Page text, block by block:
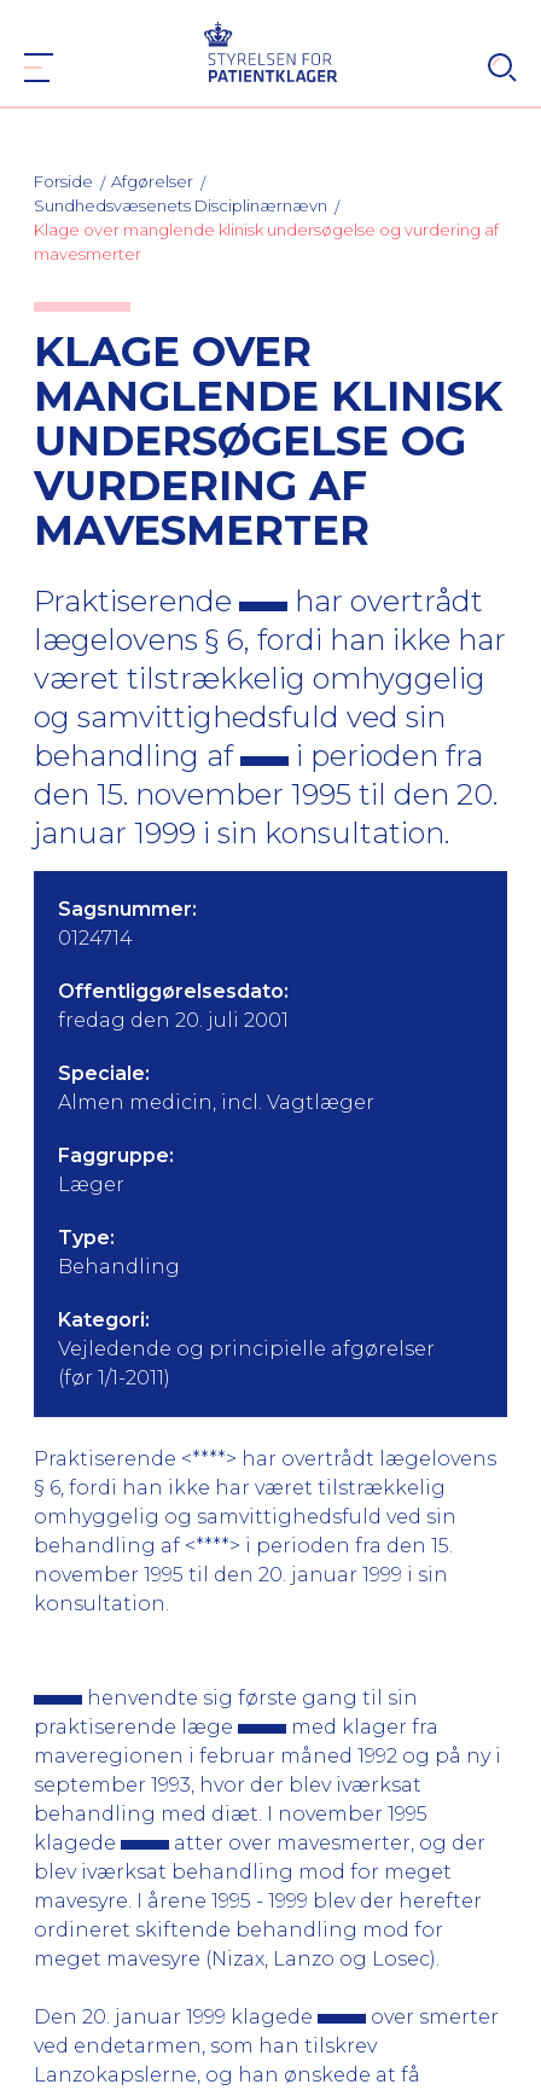
Forside
Afgørelser
Sundhedsvæsenets Disciplinærnævn
Klage over manglende klinisk undersøgelse og vurdering af
mavesmerter
KLAGE OVER
MANGLENDE KLINISK
UNDERSØGELSE OG
VURDERING AF
MAVESMERTER
Praktiserende
har overtrådt
lægelovens § 6, fordi han ikke har
været tilstrækkelig omhyggelig
og samvittighedsfuld ved sin
behandling af
i perioden fra
den 15. november 1995 til den 20.
januar 1999 i sin konsultation.
Sagsnummer:
0124714
Offentliggørelsesdato:
fredag den 20. juli 2001
Speciale:
Almen medicin, incl. Vagtlæger
Faggruppe:
Læger
Type:
Behandling
Kategori:
Vejledende og principielle afgørelser
(før 1/1-2011)
Praktiserende <****> har overtrådt lægelovens
§ 6, fordi han ikke har været tilstrækkelig
omhyggelig og samvittighedsfuld ved sin
behandling af <****> i perioden fra den 15.
november 1995 til den 20. januar 1999 i sin
konsultation.
henvendte sig første gang til sin
praktiserende læge
med klager fra
maveregionen i februar måned 1992 og på ny i
september 1993, hvor der blev iværksat
behandling med diæt. I november 1995
klagede
atter over mavesmerter, og der
blev iværksat behandling mod for meget
mavesyre. I årene 1995 - 1999 blev der herefter
ordineret skiftende behandling mod for
meget mavesyre (Nizax, Lanzo og Losec).
Den 20. januar 1999 klagede
over smerter
ved endetarmen, som han tilskrev
Lanzokapslerne, og han ønskede at få